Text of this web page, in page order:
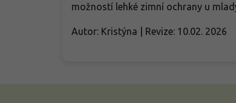
možností lehké zimní ochrany u
Autor: Kristýna | Revize: 10.02. 2026